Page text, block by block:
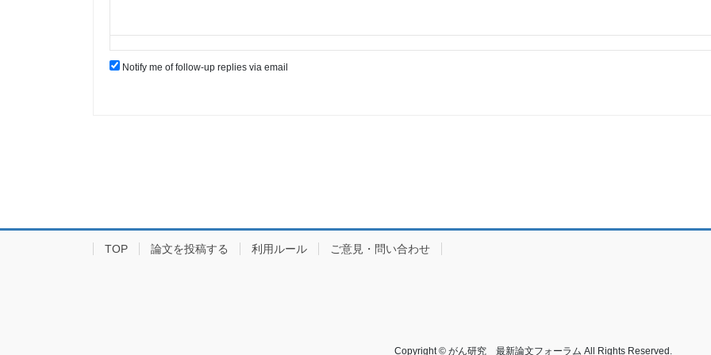
Notify me of follow-up replies via email
TOP 論文を投稿する 利用ルール ご意見・問い合わせ
Copyright © がん研究 最新論文フォーラム All Rights Reserved.